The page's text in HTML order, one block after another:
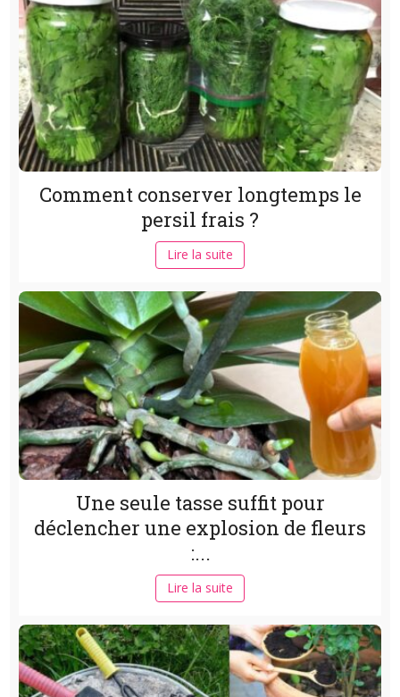
Comment conserver longtemps le
persil frais ?
Lire la suite
Une seule tasse suffit pour
déclencher une explosion de fleurs
:...
Lire la suite